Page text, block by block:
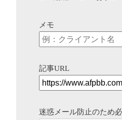
メモ
記事URL
迷惑メール防止のため